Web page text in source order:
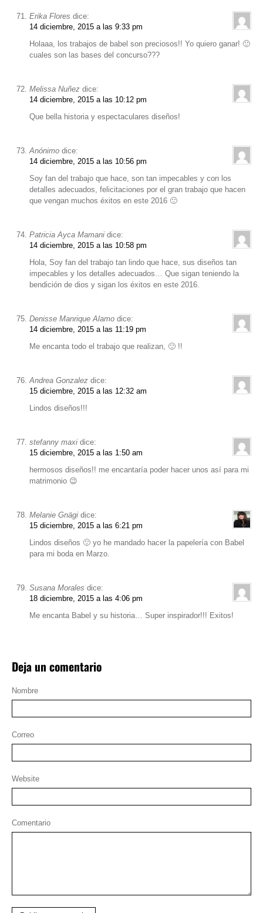
Erika Flores dice:
14 diciembre, 2015 a las 9:33 pm
Holaaa, los trabajos de babel son preciosos!! Yo quiero ganar! 🙂
cuales son las bases del concurso???
Melissa Nuñez dice:
14 diciembre, 2015 a las 10:12 pm
Que bella historia y espectaculares diseños!
Anónimo dice:
14 diciembre, 2015 a las 10:56 pm
Soy fan del trabajo que hace, son tan impecables y con los
detalles adecuados, felicitaciones por el gran trabajo que hacen
que vengan muchos éxitos en este 2016 🙂
Patricia Ayca Mamani dice:
14 diciembre, 2015 a las 10:58 pm
Hola, Soy fan del trabajo tan lindo que hace, sus diseños tan
impecables y los detalles adecuados… Que sigan teniendo la
bendición de dios y sigan los éxitos en este 2016.
Denisse Manrique Alamo dice:
14 diciembre, 2015 a las 11:19 pm
Me encanta todo el trabajo que realizan, 🙂 !!
Andrea Gonzalez dice:
15 diciembre, 2015 a las 12:32 am
Lindos diseños!!!
stefanny maxi dice:
15 diciembre, 2015 a las 1:50 am
hermosos diseños!! me encantaría poder hacer unos así para mi
matrimonio 😉
Melanie Gnägi dice:
15 diciembre, 2015 a las 6:21 pm
Lindos diseños 🙂 yo he mandado hacer la papelería con Babel
para mi boda en Marzo.
Susana Morales dice:
18 diciembre, 2015 a las 4:06 pm
Me encanta Babel y su historia… Super inspirador!!! Exitos!
Deja un comentario
Nombre
Correo
Website
Comentario